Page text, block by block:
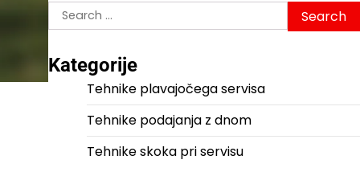
Search
for:
Kategorije
Tehnike plavajočega servisa
Tehnike podajanja z dnom
Tehnike skoka pri servisu